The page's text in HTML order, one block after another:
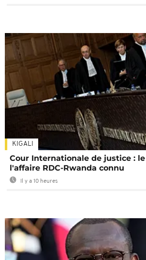
KIGALI
Cour Internationale de justice :
l'affaire RDC-Rwanda connu
Il y a 10 heures